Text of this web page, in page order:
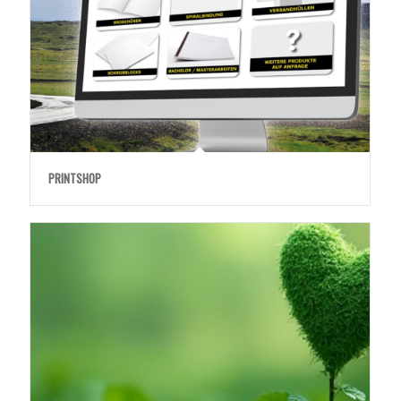
PRINTSHOP